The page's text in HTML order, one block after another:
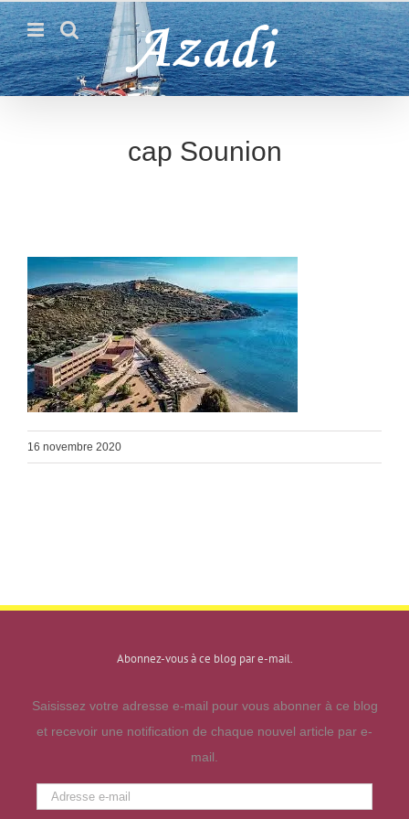
Passer
au
contenu
cap Sounion
16 novembre 2020
Abonnez-vous à ce blog par e-mail.
Saisissez votre adresse e-mail pour vous abonner à ce blog
et recevoir une notification de chaque nouvel article par e-
mail.
Adresse